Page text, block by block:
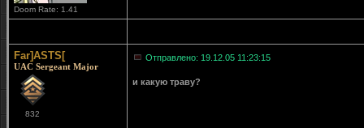
Doom Rate: 1.41
Far]ASTS[
UAC Sergeant Major
832
Отправлено: 19.12.05 11:23:15
и какую траву?